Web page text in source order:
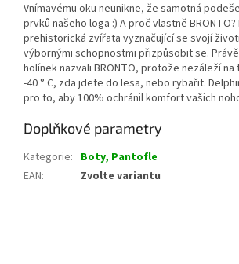
Vnímavému oku neunikne, že samotná
prvků našeho loga :) A proč vlastně
prehistorická zvířata vyznačující se svojí
výbornými schopnostmi přizpůsobit se.
holínek nazvali BRONTO, protože nezáleží
-40 ° C, zda jdete do lesa, nebo rybařit.
pro to, aby 100% ochránil komfort vašich
Doplňkové parametry
Kategorie: Boty, Pantofle
EAN: Zvolte variantu